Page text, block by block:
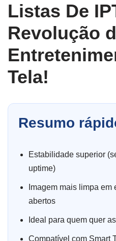
Listas De
Revolução
Tela!
Resumo
Estabilidade superior
uptime)
Imagem mais limpa
abertos
Ideal para quem quer
Compatível com Smart